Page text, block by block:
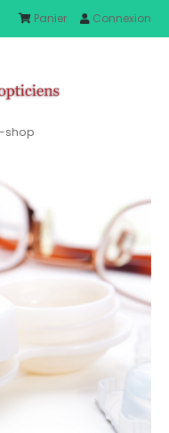
Panier Connexion
shop